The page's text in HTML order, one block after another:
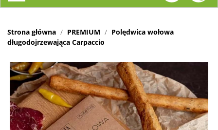
Strona główna PREMIUM
Polędwica wołowa
długodojrzewająca Carpaccio